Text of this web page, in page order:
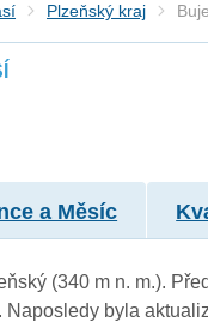
Plzeňský kraj
a Měsíc
(340 m n. m.).
Naposledy byla